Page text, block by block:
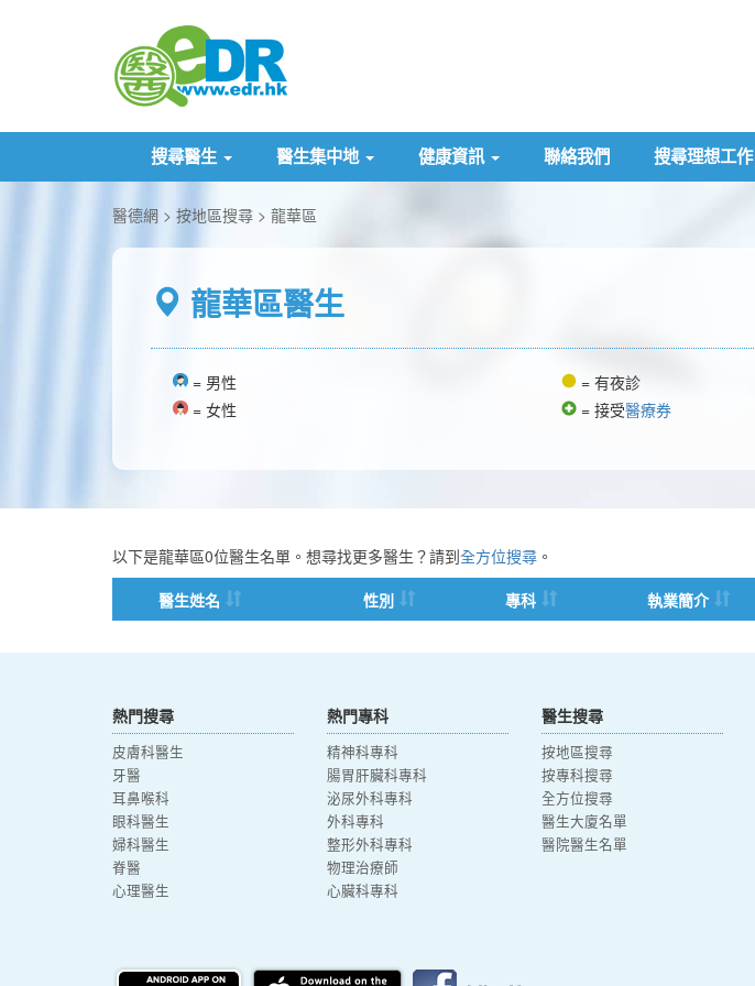
搜尋醫生 醫生集中地 健康資訊 聯絡我們 搜尋理想工作
醫德網 按地區搜尋 龍華區
龍華區醫生
= 男性
= 女性
= 有夜診
= 接受醫療券
以下是龍華區0位醫生名單。想尋找更多醫生？請到全方位搜尋 。
醫生姓名
性別 專科 執業簡介
熱門搜尋
皮膚科醫生
牙醫
耳鼻喉科
眼科醫生
婦科醫生
脊醫
心理醫生
熱門專科
精神科專科
腸胃肝臟科專科
泌尿外科專科
外科專科
整形外科專科
物理治療師
心臟科專科
醫生搜尋
按地區搜尋
按專科搜尋
全方位搜尋
醫生大廈名單
醫院醫生名單